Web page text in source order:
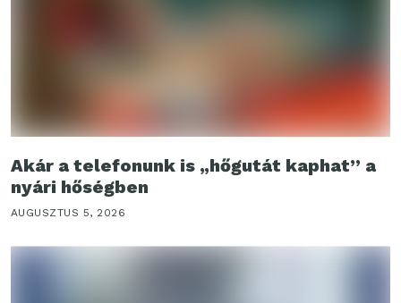
Akár a telefonunk is „hőgutát kaphat” a
nyári hőségben
AUGUSZTUS 5, 2026